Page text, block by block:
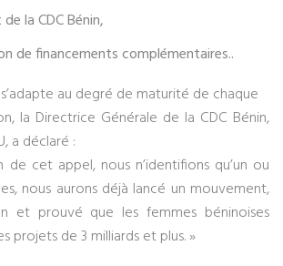
la CDC Bénin,
de financements complémentaires..
au degré de maturité de chaque
la Directrice Générale de la CDC Bénin,
a déclaré :
cet appel, nous n’identifions qu’un ou
nous aurons déjà lancé un mouvement,
et prouvé que les femmes béninoises
projets de 3 milliards et plus. »